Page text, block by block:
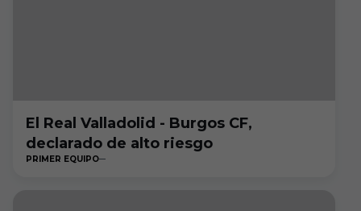
El Real Valladolid - Burgos CF,
declarado de alto riesgo
PRIMER EQUIPO